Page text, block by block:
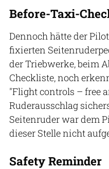
Before-Taxi-
Dennoch hätte der
fixierten
der Triebwerke, beim
Checkliste, noch
"Flight controls – free
Ruderausschlag
Seitenruder war dem
dieser Stelle nicht
Safety Reminder